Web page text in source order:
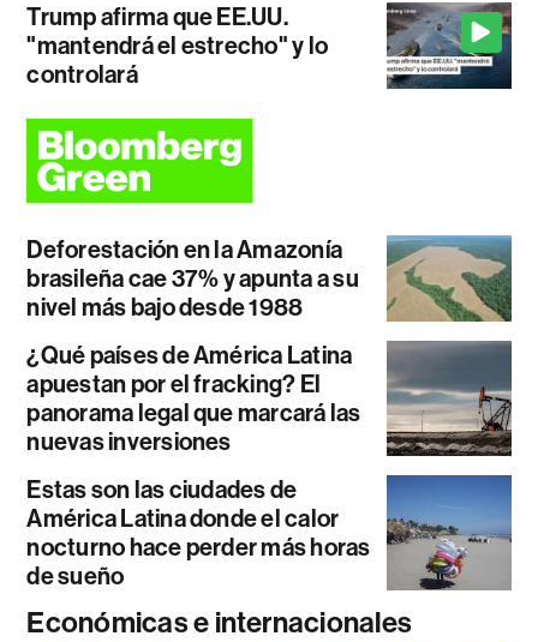
Trump afirma que EE.UU.
"mantendrá el estrecho" y lo
controlará
Deforestación en la Amazonía
brasileña cae 37% y apunta a su
nivel más bajo desde 1988
¿Qué países de América Latina
apuestan por el fracking? El
panorama legal que marcará las
nuevas inversiones
Estas son las ciudades de
América Latina donde el calor
nocturno hace perder más horas
de sueño
Económicas e internacionales